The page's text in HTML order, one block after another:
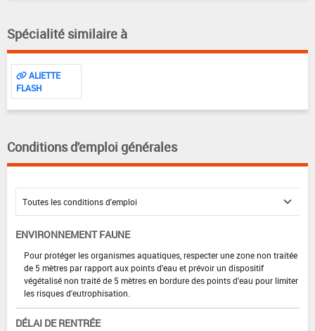
Spécialité similaire à
ALIETTE
FLASH
Conditions d'emploi générales
ENVIRONNEMENT FAUNE
Pour protéger les organismes aquatiques, respecter une zone non traitée
de 5 mètres par rapport aux points d'eau et prévoir un dispositif
végétalisé non traité de 5 mètres en bordure des points d'eau pour limiter
les risques d'eutrophisation.
DÉLAI DE RENTRÉE